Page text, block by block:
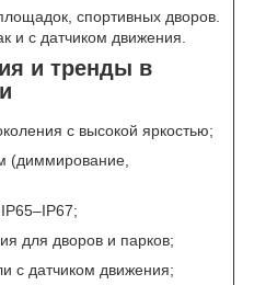
спортивных дворов.
и с датчиком движения.
и тренды в
с высокой яркостью;
(диммирование,
для дворов и парков;
с датчиком движения;